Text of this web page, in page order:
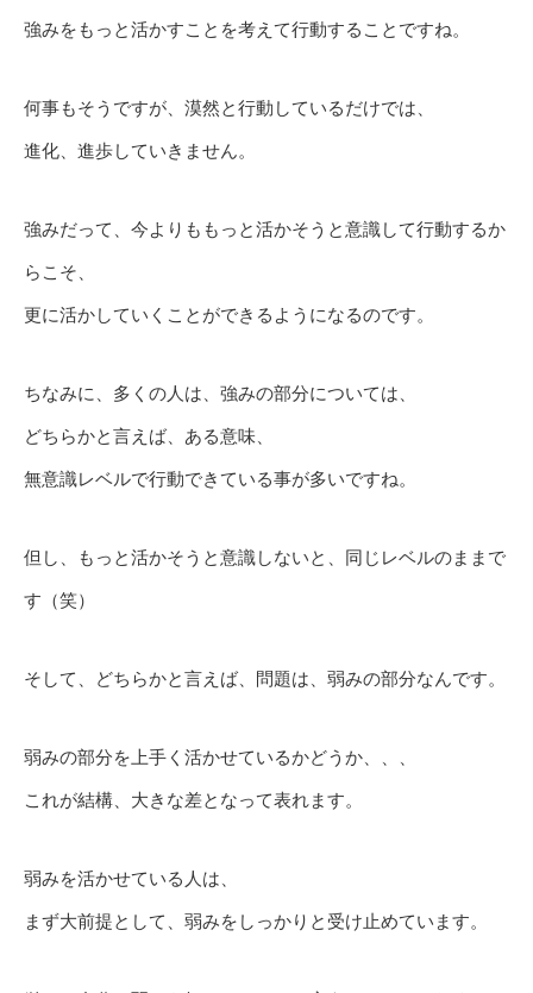
強みをもっと活かすことを考えて行動することですね。
何事もそうですが、漠然と行動しているだけでは、
進化、進歩していきません。
強みだって、今よりももっと活かそうと意識して行動するか
らこそ、
更に活かしていくことができるようになるのです。
ちなみに、多くの人は、強みの部分については、
どちらかと言えば、ある意味、
無意識レベルで行動できている事が多いですね。
但し、もっと活かそうと意識しないと、同じレベルのままで
す（笑）
そして、どちらかと言えば、問題は、弱みの部分なんです。
弱みの部分を上手く活かせているかどうか、、、
これが結構、大きな差となって表れます。
弱みを活かせている人は、
まず大前提として、弱みをしっかりと受け止めています。